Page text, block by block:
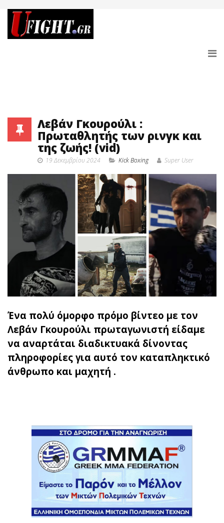
Λεβάν Γκουρούλι :
Πρωταθλητής των ρινγκ και
της ζωής! (vid)
19 Δεκεμβρίου 2024 Κick Boxing Super User
Ένα πολύ όμορφο πρόμο βίντεο με τον
Λεβάν Γκουρούλι πρωταγωνιστή είδαμε
να αναρτάται διαδικτυακά δίνοντας
πληροφορίες για αυτό τον καταπληκτικό
άνθρωπο και μαχητή .